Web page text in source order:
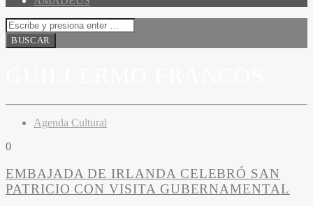
Agenda Cultural
0
EMBAJADA DE IRLANDA CELEBRÓ SAN
PATRICIO CON VISITA GUBERNAMENTAL